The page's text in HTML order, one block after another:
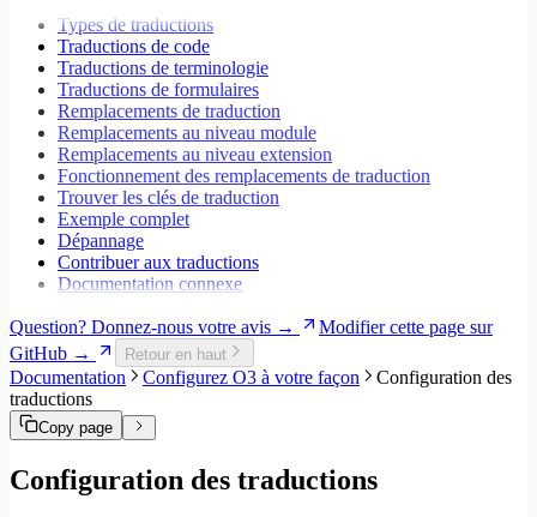
Espaces de travail
Modales
Styles
Champs de recherche
Internationalisation
Gestion des erreurs
Tests
Performance
Types de traductions
Traductions de code
Traductions de terminologie
Traductions de formulaires
Remplacements de traduction
Remplacements au niveau module
Remplacements au niveau extension
Fonctionnement des remplacements de traduction
Trouver les clés de traduction
Exemple complet
Dépannage
Contribuer aux traductions
Documentation connexe
Question? Donnez-nous votre avis →
Modifier cette page sur
GitHub →
Retour en haut
Documentation Configurez O3 à votre façon
Configuration des
traductions
Copy page
Configuration des traductions